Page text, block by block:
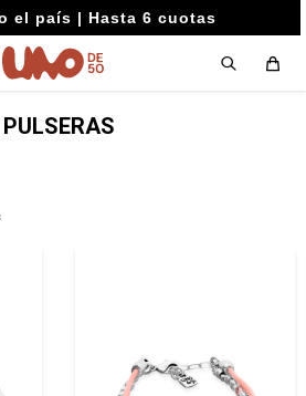
el país | Hasta 6 cuotas
PULSERAS